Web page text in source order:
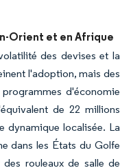
Orient et en Afrique
des devises et la
l'adoption, mais des
d'économie
de 22 millions
dynamique localisée. La
dans les États du Golfe
rouleaux de salle de